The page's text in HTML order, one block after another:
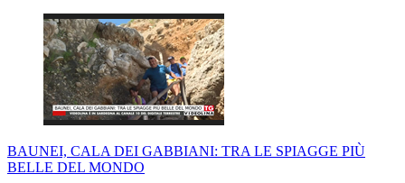
BAUNEI, CALA DEI GABBIANI: TRA LE SPIAGGE PIÙ
BELLE DEL MONDO